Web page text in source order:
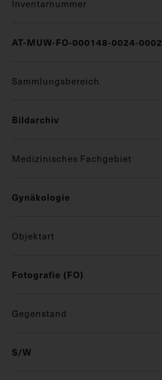
Inventarnummer
AT-MUW-FO-000148-0024-0002
Sammlungsbereich
Bildarchiv
Medizinisches Fachgebiet
Gynäkologie
Objektart
Fotografie (FO)
Gegenstand
S/W